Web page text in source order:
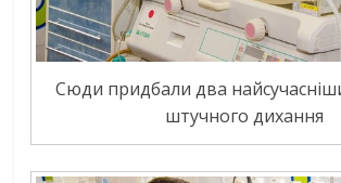
Сюди придбали два
штучного дихання